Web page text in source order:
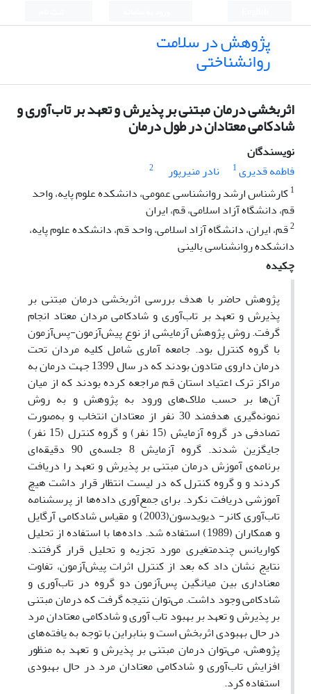
پژوهش در سلامت
روانشناختی
اثربخشی درمان مبتنی بر پذیرش و تعهد بر تاب‌آوری و
شادکامی معتادان در طول درمان
نویسندگان
فاطمه قدیری1 نادر منیرپور
2
1کارشناس ارشد روانشناسی عمومی، دانشکده علوم پایه، واحد
قم، دانشگاه آزاد اسلامی، قم، ایران
2قم، ایران، دانشگاه آزاد اسلامی، واحد قم، دانشکده علوم پایه،
دانشکده روانشناسی بالینی
چکیده
پژوهش حاضر با هدف بررسی اثربخشی درمان مبتنی بر
پذیرش و تعهد بر تاب‌آوری و شادکامیمردان معتاد انجام
گرفت.روش پژوهش آزمایشی از نوع پیش‌آزمون-پس‌آزمون
با گروه کنترل بود. جامعه آماری شامل کلیه مردان تحت
درمان داروی متادون بودند که در سال 1399 جهت درمان به
مراکز ترک اعتیاد استان قم مراجعه کرده بودند که از میان
آن‌ها بر حسب ملاک‌های ورود به پژوهش و به روش
نمونه‌گیری هدفمند 30 نفر از معتادان انتخاب و به‌صورت
تصادفی در گروه آزمایش (15 نفر) و گروه کنترل (15 نفر)
جایگزین شدند. گروه آزمایش 8 جلسه‌ی 90 دقیقه‌ای
برنامه‌ی آموزش درمان مبتنی بر پذیرش و تعهد را دریافت
کردندوو گروه کنترل که در لیست انتظار قرار داشت هیچ
آموزشی دریافت نکرد.برای جمع‌آوری داده‌ها از پرسشنامه
تابآوریکانر- دیویدسون(2003) و مقیاس شادکامیآرگایل
وهمکاران (1989)
استفاده شد. داده‌ها با استفاده از تحلیل
کواریانس چندمتغیری مورد تجزیه و تحلیل قرار گرفتند.
نتایج نشان داد که بعد از کنترل اثرات پیش‌آزمون، تفاوت
معناداری بین میانگین پس‌آزمون دو گروه در تاب‌آوری و
شادکامیوجود داشت.می‌توان نتیجه گرفت کهدرمان مبتنی
بر پذیرش و تعهد بر بهبود تاب آوری و شادکامی معتادانمرد
در حال بهبودیاثربخش است وبنابراین با توجه به یافته‌های
پژوهش، می‌توان درمان مبتنی بر پذیرش و تعهد به منظور
افزایش تاب‌آوری و شادکامی معتادان مرد در حال بهبودی
استفاده کرد.